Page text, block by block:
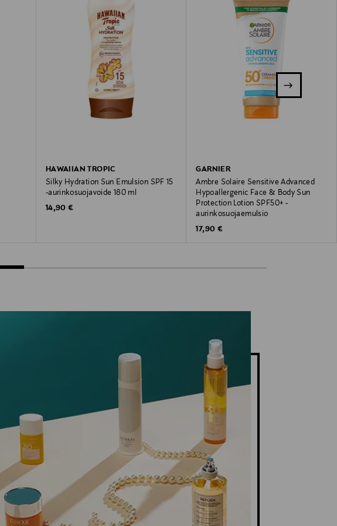
HAWAIIAN TROPIC
Silky Hydration Sun Emulsion SPF 15
-aurinkosuojavoide 180 ml
Original Price
14,90 €
GARNIER
Ambre Solaire Sensitive Advanced
Hypoallergenic Face & Body Sun
Protection Lotion SPF50+ -
aurinkosuojaemulsio
Original Price
17,90 €